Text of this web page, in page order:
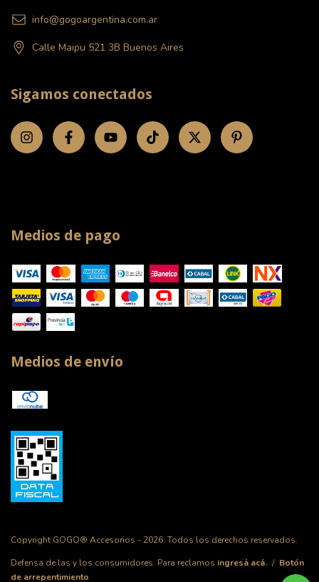
info@gogoargentina.com.ar
Calle Maipu 521 3B Buenos Aires
Sigamos conectados
Medios de pago
Medios de envío
Copyright GOGO® Accesorios - 2026. Todos los derechos reservados.
Defensa de las y los consumidores. Para reclamos ingresá acá. / Botón
de arrepentimiento